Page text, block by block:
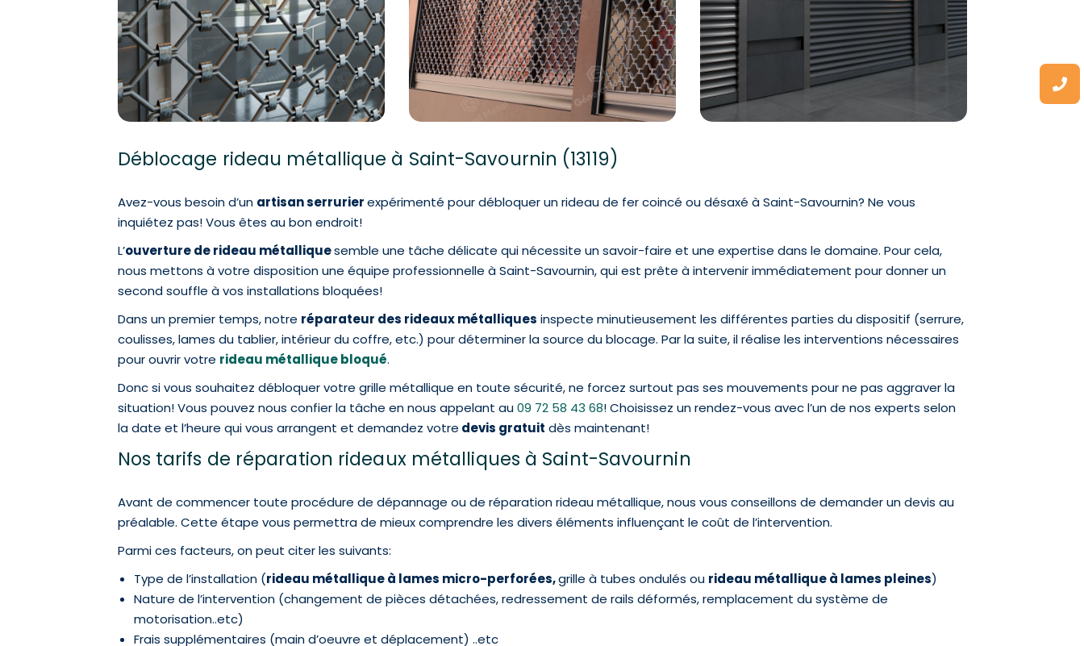
Déblocage rideau métallique à Saint-Savournin (13119)
Avez-vous besoin d’un artisan serrurierexpérimenté pour débloquer un rideau de fer coincé ou désaxé à Saint-Savournin? Ne vous
inquiétez pas! Vous êtes au bon endroit!
L’ouverture de rideau métalliquesemble une tâche délicate qui nécessite un savoir-faire et une expertise dans le domaine. Pour cela,
nous mettons à votre disposition une équipe professionnelle à Saint-Savournin, qui est prête à intervenir immédiatement pour donner un
second souffle à vos installations bloquées!
Dans un premier temps, notre réparateur des rideaux métalliques inspecte minutieusement les différentes parties du dispositif (serrure,
coulisses, lames du tablier, intérieur du coffre, etc.) pour déterminer la source du blocage. Par la suite, il réalise les interventions nécessaires
pour ouvrir votre rideau métallique bloqué.
Donc si vous souhaitez débloquer votre grille métallique en toute sécurité, ne forcez surtout pas ses mouvements pour ne pas aggraver la
situation! Vous pouvez nous confier la tâche en nous appelant au09 72 58 43 68! Choisissez un rendez-vous avec l’un de nos experts selon
la date et l’heure qui vous arrangent et demandez votre devis gratuit dès maintenant!
Nos tarifs de réparation rideaux métalliques à Saint-Savournin
Avant de commencer toute procédure de dépannage ou de réparation rideau métallique, nous vous conseillons de demander un devis au
préalable. Cette étape vous permettra de mieux comprendre les divers éléments influençant le coût de l’intervention.
Parmi ces facteurs, on peut citer les suivants:
Type de l’installation (rideau métallique à lames micro-perforées,grille à tubes ondulés ou rideau métallique à lames pleines)
Nature de l’intervention (changement de pièces détachées, redressement de rails déformés, remplacement du système de
motorisation..etc)
Frais supplémentaires (main d’oeuvre et déplacement) ..etc